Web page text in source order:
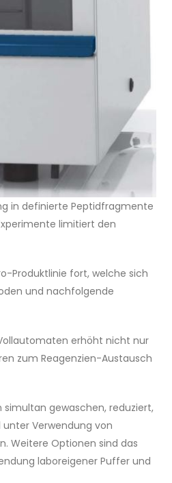
in definierte Peptidfragmente
limitiert den
Produktlinie fort, welche sich
und nachfolgende
erhöht nicht nur
zum Reagenzien-Austausch
simultan gewaschen, reduziert,
Verwendung von
Weitere Optionen sind das
laboreigener Puffer und